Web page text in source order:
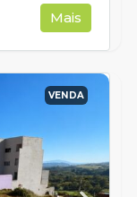
Mais
VENDA